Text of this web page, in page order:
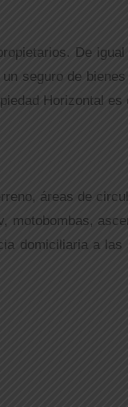
De
seguro de
Horizontal es
áreas de
motobombas,
domiciliaria a las